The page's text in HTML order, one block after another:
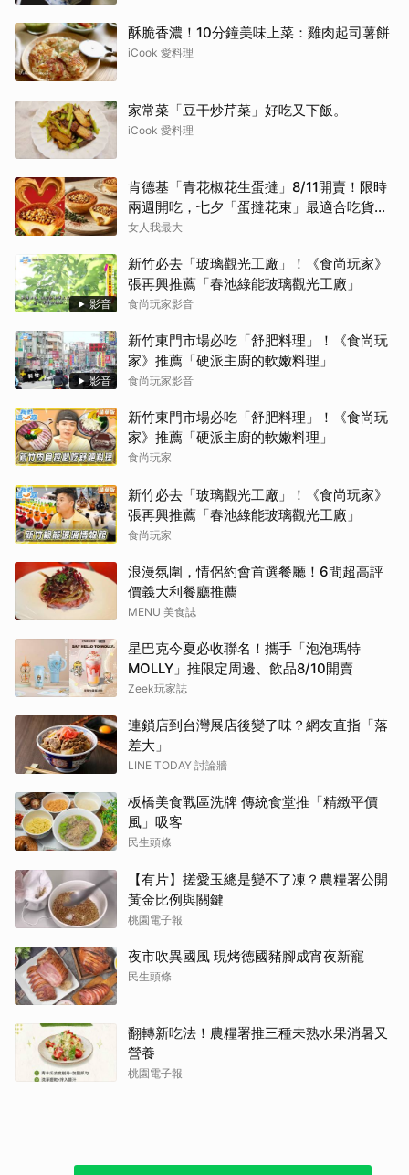
酥脆香濃！10分鐘美味上菜：雞肉起司薯餅
iCook 愛料理
家常菜「豆干炒芹菜」好吃又下飯。
iCook 愛料理
肯德基「青花椒花生蛋撻」8/11開賣！限時
兩週開吃，七夕「蛋撻花束」最適合吃貨女
友
女人我最大
影音
新竹必去「玻璃觀光工廠」！《食尚玩家》
張再興推薦「春池綠能玻璃觀光工廠」
食尚玩家影音
影音
新竹東門市場必吃「舒肥料理」！《食尚玩
家》推薦「硬派主廚的軟嫩料理」
食尚玩家影音
新竹東門市場必吃「舒肥料理」！《食尚玩
家》推薦「硬派主廚的軟嫩料理」
食尚玩家
新竹必去「玻璃觀光工廠」！《食尚玩家》
張再興推薦「春池綠能玻璃觀光工廠」
食尚玩家
浪漫氛圍，情侶約會首選餐廳！6間超高評
價義大利餐廳推薦
MENU 美食誌
星巴克今夏必收聯名！攜手「泡泡瑪特
MOLLY」推限定周邊、飲品8/10開賣
Zeek玩家誌
連鎖店到台灣展店後變了味？網友直指「落
差大」
LINE TODAY 討論牆
板橋美食戰區洗牌 傳統食堂推「精緻平價
風」吸客
民生頭條
【有片】搓愛玉總是變不了凍？農糧署公開
黃金比例與關鍵
桃園電子報
夜市吹異國風 現烤德國豬腳成宵夜新寵
民生頭條
翻轉新吃法！農糧署推三種未熟水果消暑又
營養
桃園電子報